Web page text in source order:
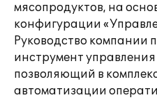
мясопродуктов, на
конфигурации
Руководство компании
инструмент
позволяющий в
автоматизации